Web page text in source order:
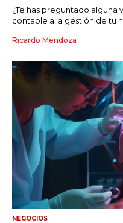
¿Te has preguntado
contable a la gestión de tu
Ricardo Mendoza
NEGOCIOS